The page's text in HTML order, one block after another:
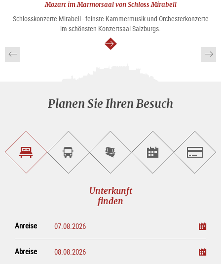
Mozart im Marmorsaal von Schloss Mirabell
Schlosskonzerte Mirabell - feinste Kammermusik und Orchesterkonzerte
im schönsten Konzertsaal Salzburgs.
weiter
Planen Sie Ihren Besuch
Unterkunft<br>findenSightseeing<br>Tour
buchen
Tickets
online<br>kaufen
Events<br>finden
Unterkunft
finden
Anreise
Abreise